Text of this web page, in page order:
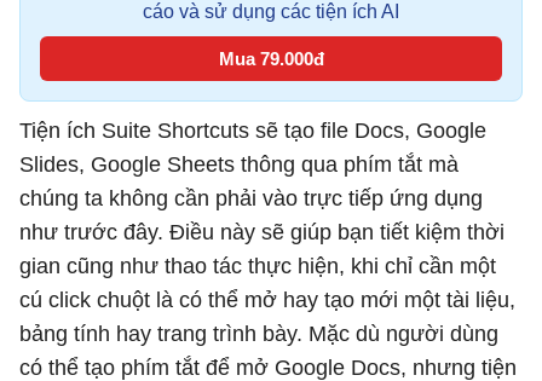
cáo và sử dụng các tiện ích AI
Mua 79.000đ
Tiện ích Suite Shortcuts sẽ tạo file Docs, Google
Slides, Google Sheets thông qua phím tắt mà
chúng ta không cần phải vào trực tiếp ứng dụng
như trước đây. Điều này sẽ giúp bạn tiết kiệm thời
gian cũng như thao tác thực hiện, khi chỉ cần một
cú click chuột là có thể mở hay tạo mới một tài liệu,
bảng tính hay trang trình bày. Mặc dù người dùng
có thể tạo phím tắt để mở Google Docs, nhưng tiện